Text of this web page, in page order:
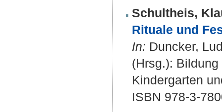
Schultheis,
Rituale und
In: Duncker,
(Hrsg.):
Kindergarten
ISBN 978-3-